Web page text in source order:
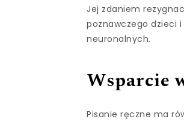
Jej zdaniem
poznawczego dzieci i
neuronalnych.
Wsparcie
Pisanie ręczne ma